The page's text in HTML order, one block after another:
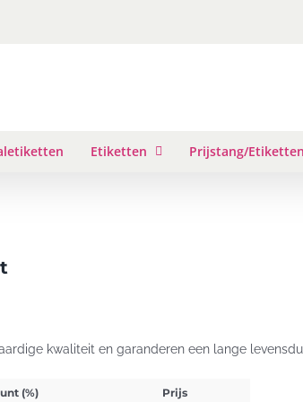
Etiketten Prijstang/
kwaliteit en garanderen een lange
(%) Prijs